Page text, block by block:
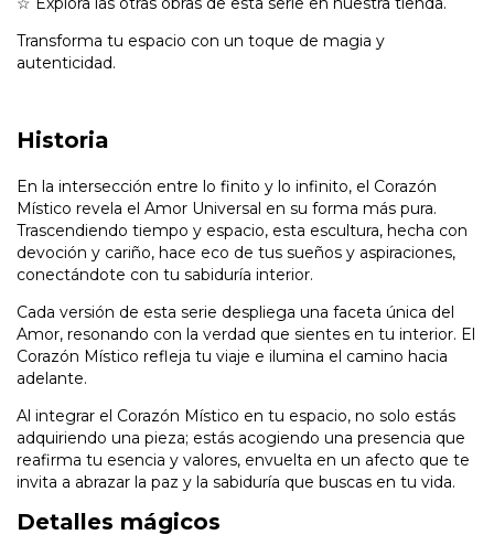
Transforma tu espacio con un toque de magia y
autenticidad.
Historia
En la intersección entre lo finito y lo infinito, el Corazón
Místico revela el Amor Universal en su forma más pura.
Trascendiendo tiempo y espacio, esta escultura, hecha con
devoción y cariño, hace eco de tus sueños y aspiraciones,
conectándote con tu sabiduría interior.
Cada versión de esta serie despliega una faceta única del
Amor, resonando con la verdad que sientes en tu interior. El
Corazón Místico refleja tu viaje e ilumina el camino hacia
adelante.
Al integrar el Corazón Místico en tu espacio, no solo estás
adquiriendo una pieza; estás acogiendo una presencia que
reafirma tu esencia y valores, envuelta en un afecto que te
invita a abrazar la paz y la sabiduría que buscas en tu vida.
Detalles mágicos